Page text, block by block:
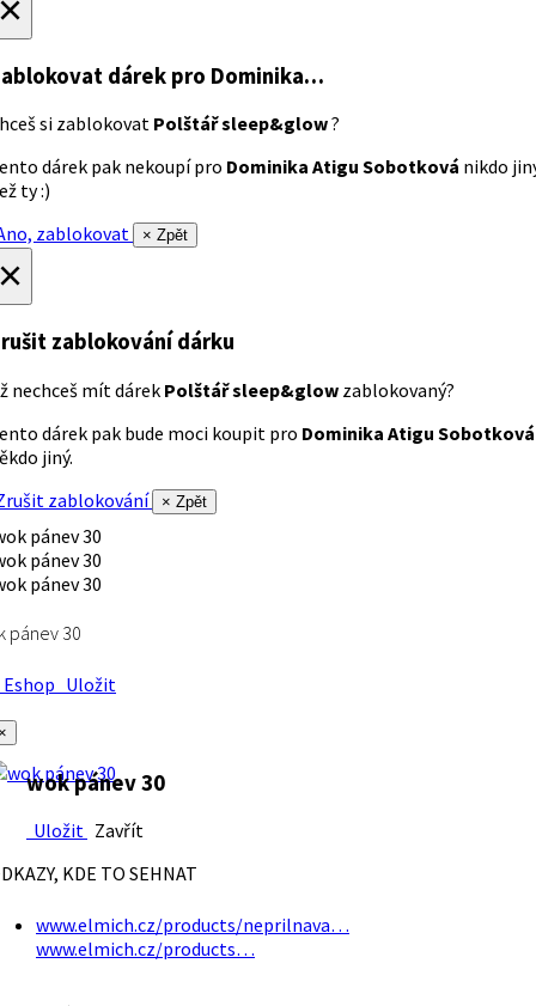
dárek pro Dominika…
si zablokovat Polštář sleep&glow?
dárek pak nekoupí pro Dominika Atigu Sobotková nikdo
ty :)
zablokovat
× Zpět
zablokování dárku
nechceš mít dárek Polštář sleep&glow zablokovaný?
dárek pak bude moci koupit pro Dominika Atigu Sobotková
jiný.
zablokování
× Zpět
pánev 30
Uložit
wok pánev 30
Uložit Zavřít
KDE TO SEHNAT
www.elmich.cz/products/neprilnava…
www.elmich.cz/products…